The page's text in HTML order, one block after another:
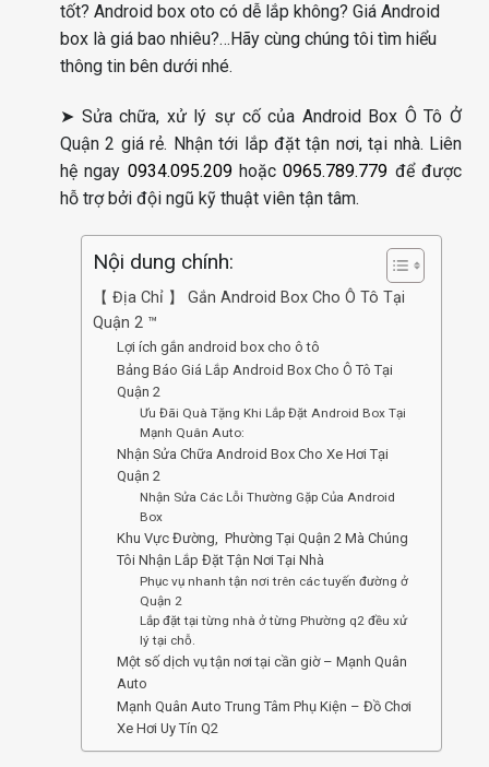
tốt? Android box oto có dễ lắp không? Giá Android
box là giá bao nhiêu?…Hãy cùng chúng tôi tìm hiểu
thông tin bên dưới nhé.
➤ Sửa chữa, xử lý sự cố của Android Box Ô Tô Ở
Quận 2 giá rẻ. Nhận tới lắp đặt tận nơi, tại nhà. Liên
hệ ngay 0934.095.209hoặc0965.789.779 để được
hỗ trợ bởi đội ngũ kỹ thuật viên tận tâm.
Nội dung chính:
【 Địa Chỉ 】 Gắn Android Box Cho Ô Tô Tại
Quận 2 ™
Lợi ích gắn android box cho ô tô
Bảng Báo Giá Lắp Android Box Cho Ô Tô Tại
Quận 2
Ưu Đãi Quà Tặng Khi Lắp Đặt Android Box Tại
Mạnh Quân Auto:
Nhận Sửa Chữa Android Box Cho Xe Hơi Tại
Quận 2
Nhận Sửa Các Lỗi Thường Gặp Của Android
Box
Khu Vực Đường, Phường Tại Quận 2 Mà Chúng
Tôi Nhận Lắp Đặt Tận Nơi Tại Nhà
Phục vụ nhanh tận nơi trên các tuyến đường ở
Quận 2
Lắp đặt tại từng nhà ở từng Phường q2 đều xử
lý tại chỗ.
Một số dịch vụ tận nơi tại cần giờ – Mạnh Quân
Auto
Mạnh Quân Auto Trung Tâm Phụ Kiện – Đồ Chơi
Xe Hơi Uy Tín Q2